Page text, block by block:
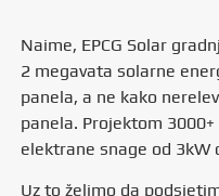
Naime, EPCG Solar
2 megavata solarne
panela, a ne kako
panela. Projektom
elektrane snage od 3kW
Uz to želimo da